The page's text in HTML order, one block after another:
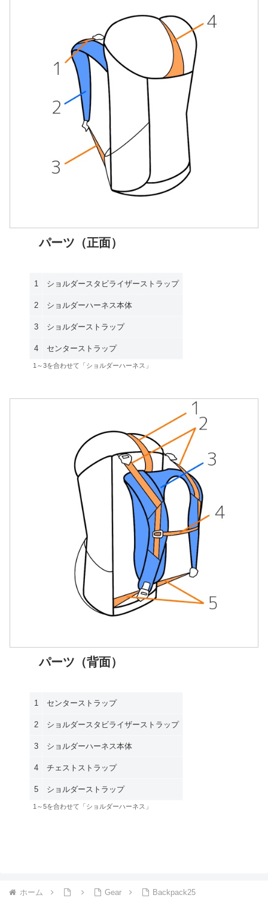
パーツ（正面）
1 ショルダースタビライザーストラップ
2 ショルダーハーネス本体
3 ショルダーストラップ
4 センターストラップ
1～3を合わせて「ショルダーハーネス」
パーツ（背面）
1 センターストラップ
2 ショルダースタビライザーストラップ
3 ショルダーハーネス本体
4 チェストストラップ
5 ショルダーストラップ
1～5を合わせて「ショルダーハーネス」
ホーム Gear Backpack25